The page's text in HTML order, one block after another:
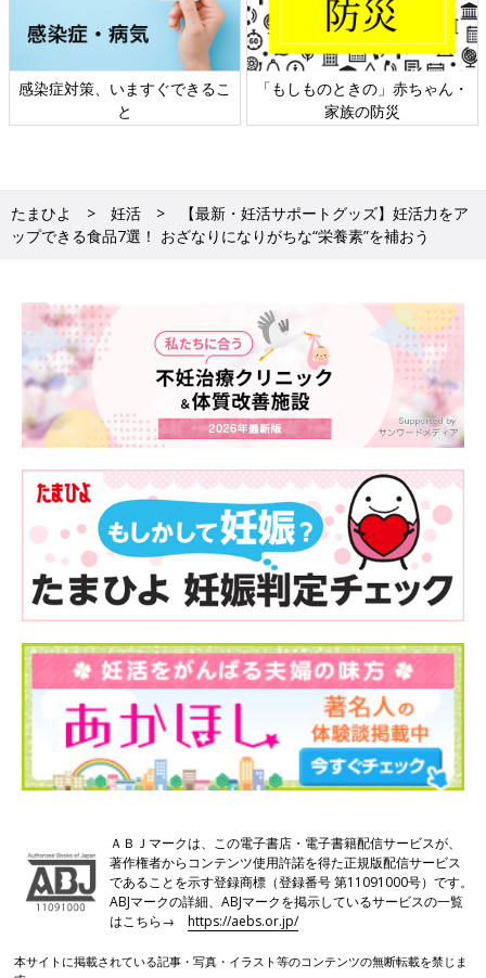
ゃん・
日本外来小児科学会リーフレッ
六星占術 細木かおりさ
たまひよ 妊活
【最新・妊活サポートグッズ】妊活力をア
ップできる食品7選！ おざなりになりがちな“栄養素”を補おう
ＡＢＪマークは、この電子書店・電子書籍配信サービスが、
著作権者からコンテンツ使用許諾を得た正規版配信サービス
であることを示す登録商標（登録番号 第11091000号）です。
ABJマークの詳細、ABJマークを掲示しているサービスの一覧
はこちら→https://aebs.or.jp/
本サイトに掲載されている記事・写真・イラスト等のコンテンツの無断転載を禁じま